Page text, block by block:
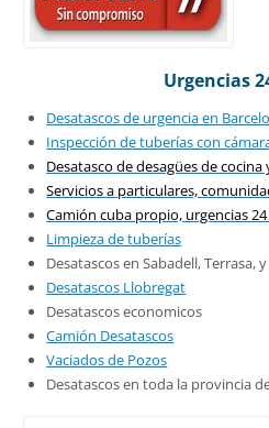
Urgencias
Desatascos de urgencia en Barce
Inspección de tuberías con
Desatasco de desagües de cocina
Servicios a particulares,
Camión cuba propio, urgencias
Limpieza de tuberías
Desatascos en Sabadell, Terrasa,
Desatascos Llobregat
Desatascos economicos
Camión Desatascos
Vaciados de Pozos
Desatascos en toda la provincia